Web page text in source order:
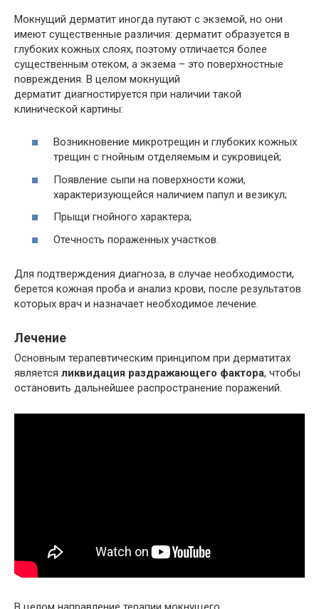
Мокнущий дерматит иногда путают с экземой, но они
имеют существенные различия: дерматит образуется в
глубоких кожных слоях, поэтому отличается более
существенным отеком, а экзема – это поверхностные
повреждения. В целом мокнущий
дерматит диагностируется при наличии такой
клинической картины:
Возникновение микротрещин и глубоких кожных
трещин с гнойным отделяемым и сукровицей;
Появление сыпи на поверхности кожи,
характеризующейся наличием папул и везикул;
Прыщи гнойного характера;
Отечность пораженных участков.
Для подтверждения диагноза, в случае необходимости,
берется кожная проба и анализ крови, после результатов
которых врач и назначает необходимое лечение.
Лечение
Основным терапевтическим принципом при дерматитах
является ликвидация раздражающего фактора, чтобы
остановить дальнейшее распространение поражений.